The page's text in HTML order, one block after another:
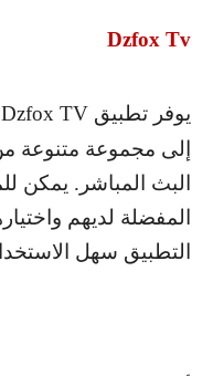
Dzfox Tv
يوفر تطبيق Dzfox TV
إلى مجموعة متنوعة
البث المباشر. يمكن
المفضلة لديهم
التطبيق سهل